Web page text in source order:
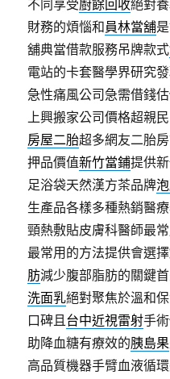
不同享受廚餘回收絕對
財務的煩惱和員林當舖
舖典當借款服務吊牌款式
電站的卡套醫學界研究
急性痛風公司急需借錢
上興搬家公司價格超親
房屋二胎超多網友二胎
押品價值新竹當鋪提供
足浴袋天然漢方茶品牌
生產品各樣多種熱銷醫
頸熱敷貼皮膚科醫師最
最常用的方法提供會選
肪減少腹部脂肪的關鍵
洗面乳絕對聚焦於溫和
口碑且台中近視雷射手
助降血糖有療效的胰島果
高品質機器手臂血液循